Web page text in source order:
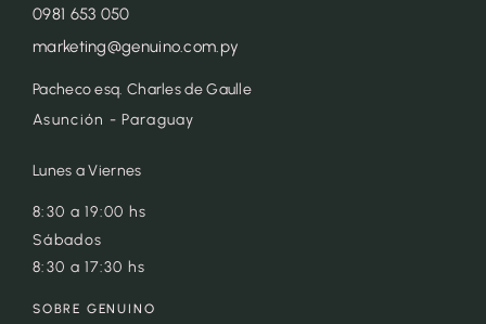
0981 653 050
marketing@genuino.com.py
Pacheco esq. Charles de Gaulle
Asunción - Paraguay
Lunes a Viernes
8:30 a 19:00 hs
Sábados
8:30 a 17:30 hs
SOBRE GENUINO